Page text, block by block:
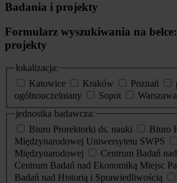
Badania i projekty
Formularz wyszukiwania na
projekty
lokalizacja:
Katowice
Kraków Poznań
ogólnouczelniany
Sopot Warszawa
jednostka badawcza:
Biuro Prorektorki ds. nauki
Biuro
Międzynarodowej Uniwersytetu SWPS
Międzynarodowej
Centrum Badań
Centrum Badań nad Ekonomiką Miejsc
Badań nad Historią i Sprawiedliwością